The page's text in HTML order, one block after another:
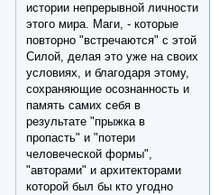
истории непрерывной личности
этого мира. Маги, - которые
повторно "встречаются" с этой
Силой, делая это уже на своих
условиях, и благодаря этому,
сохраняющие осознанность и
память самих себя в
результате "прыжка в
пропасть" и "потери
человеческой формы",
"авторами" и архитекторами
которой был бы кто угодно